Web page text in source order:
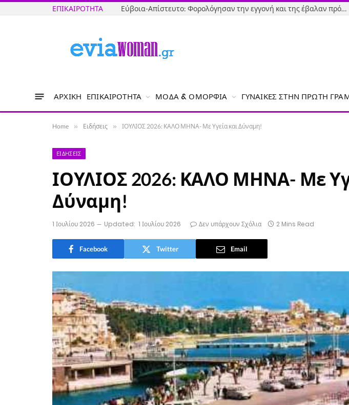
ΕΠΙΚΑΙΡΌΤΗΤΑ Εύβοια-Απίστευτο: Φορολόγησαν την εγγονή και της έβαλαν πρόστιμο γιατί δεν δήλωσε το χαρτζιλίκι του παππού!
ΑΡΧΙΚΉ ΕΠΙΚΑΙΡΌΤΗΤΑ ΜΌΔΑ & ΟΜΟΡΦΙΆ ΓΥΝΑΊΚΕΣ ΣΤΗΝ ΠΡΏΤΗ
Home » Ειδήσεις » ΙΟΥΛΙΟΣ 2026: ΚΑΛΟ ΜΗΝΑ- Με Υγεία και Δύναμη!
ΕΙΔΉΣΕΙΣ
ΙΟΥΛΙΟΣ 2026: ΚΑΛΟ ΜΗΝΑ- Με
Δύναμη!
1 Ιουλίου 2026 Updated: 1 Ιουλίου 2026 Δεν υπάρχουν Σχόλια 2 Mins Read
Facebook Twitter Email